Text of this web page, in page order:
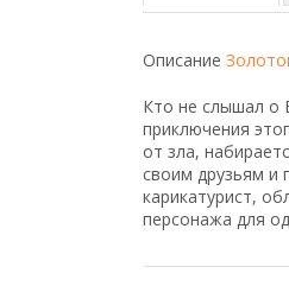
Описание
Кто не слышал о
приключения
от зла,
своим друзьям и
карикатурист,
персонажа для